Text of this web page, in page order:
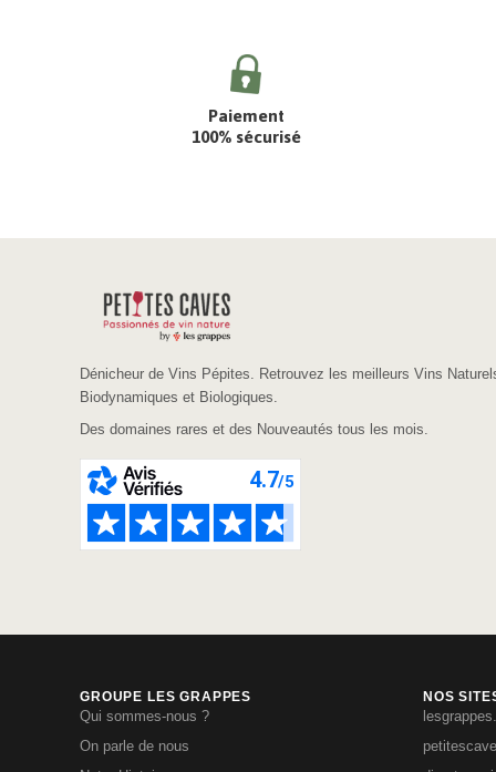
Paiement
100% sécurisé
Dénicheur de Vins Pépites. Retrouvez les meilleurs Vins
Biodynamiques et Biologiques.
Des domaines rares et des Nouveautés tous les mois.
GROUPE LES GRAPPES
Qui sommes-nous ?
On parle de nous
NOS